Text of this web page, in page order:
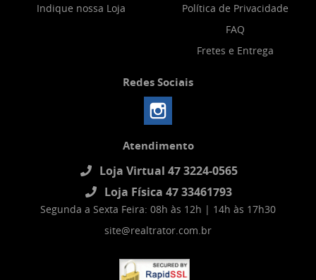
Indique nossa Loja
Política de Privacidade
FAQ
Fretes e Entrega
Redes Sociais
Atendimento
Loja Virtual 47 3224-0565
Loja Física 47 33461793
Segunda a Sexta Feira: 08h às 12h | 14h às 17h30
site@realtrator.com.br